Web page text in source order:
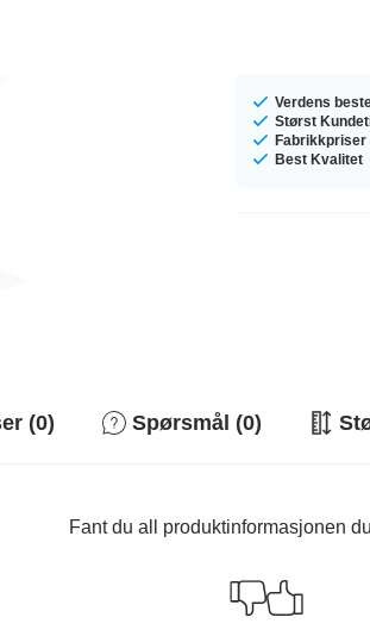
Verdens
Størst
Fabrikkpriser
Best Kvalitet
(0) Spørsmål (0)
Fant du all produktinformasjonen